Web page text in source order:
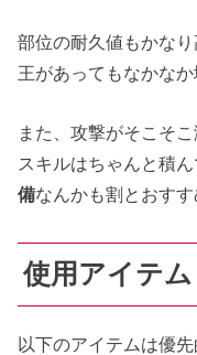
部位の耐久値もかな
王があってもなかなか
また、攻撃がそこそ
スキルはちゃんと積
備なんかも割とおすす
使用アイテム
以下のアイテムは優先